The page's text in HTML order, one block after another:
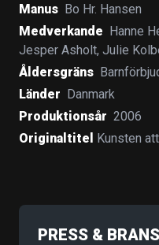
Manus Bo Hr. Hansen
Medverkande Hanne
Jesper Asholt, Julie
Åldersgräns
Länder Danmark
Produktionsår 2006
Originaltitel Kunsten
PRESS &